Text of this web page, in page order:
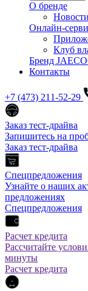
О бренде
Новости
Онлайн-
Клуб
Бренд
Контакты
+7 (473) 211-52-29
Заказ тест-драйва
Запишитесь на
Заказ тест-драйва
Спецпредложения
Узнайте о наших
предложениях
Спецпредложения
Расчет кредита
Рассчитайте
минуты
Расчет кредита